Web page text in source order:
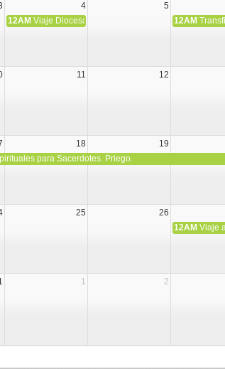
4 5
12AM Viaje Diocesano a Japón. 12AM
11 12
18 19
para Sacerdotes. Priego.
25 26
12AM Viaje
1 2